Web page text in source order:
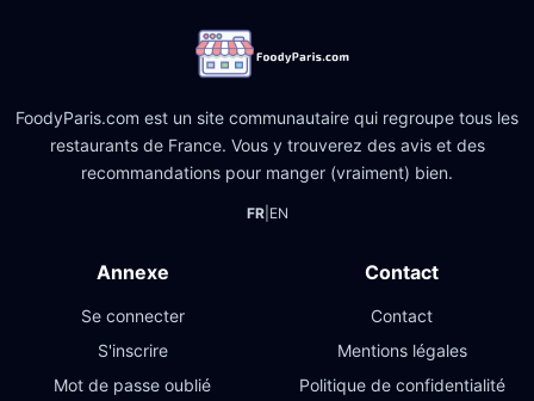
FoodyParis.com est un site communautaire qui regroupe tous les
restaurants de France. Vous y trouverez des avis et des
recommandations pour manger (vraiment) bien.
FR| EN
Annexe
Se connecter
S'inscrire
Mot de passe oublié
Contact
Contact
Mentions légales
Politique de confidentialité